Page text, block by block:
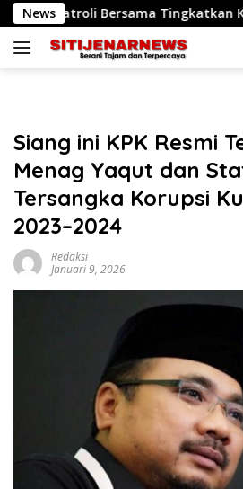
Langsung
ke
konten
News
Bersama Tingkatkan
Siang ini KPK Resmi
Menag Yaqut dan
Tersangka Korupsi
2023–2024
Redaksi
Januari 9, 2026